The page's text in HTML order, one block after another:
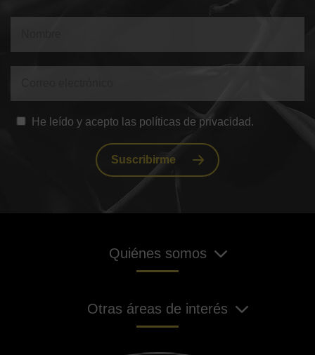
He leído y acepto las políticas de privacidad.
Suscribirme
Quiénes somos
Otras áreas de interés